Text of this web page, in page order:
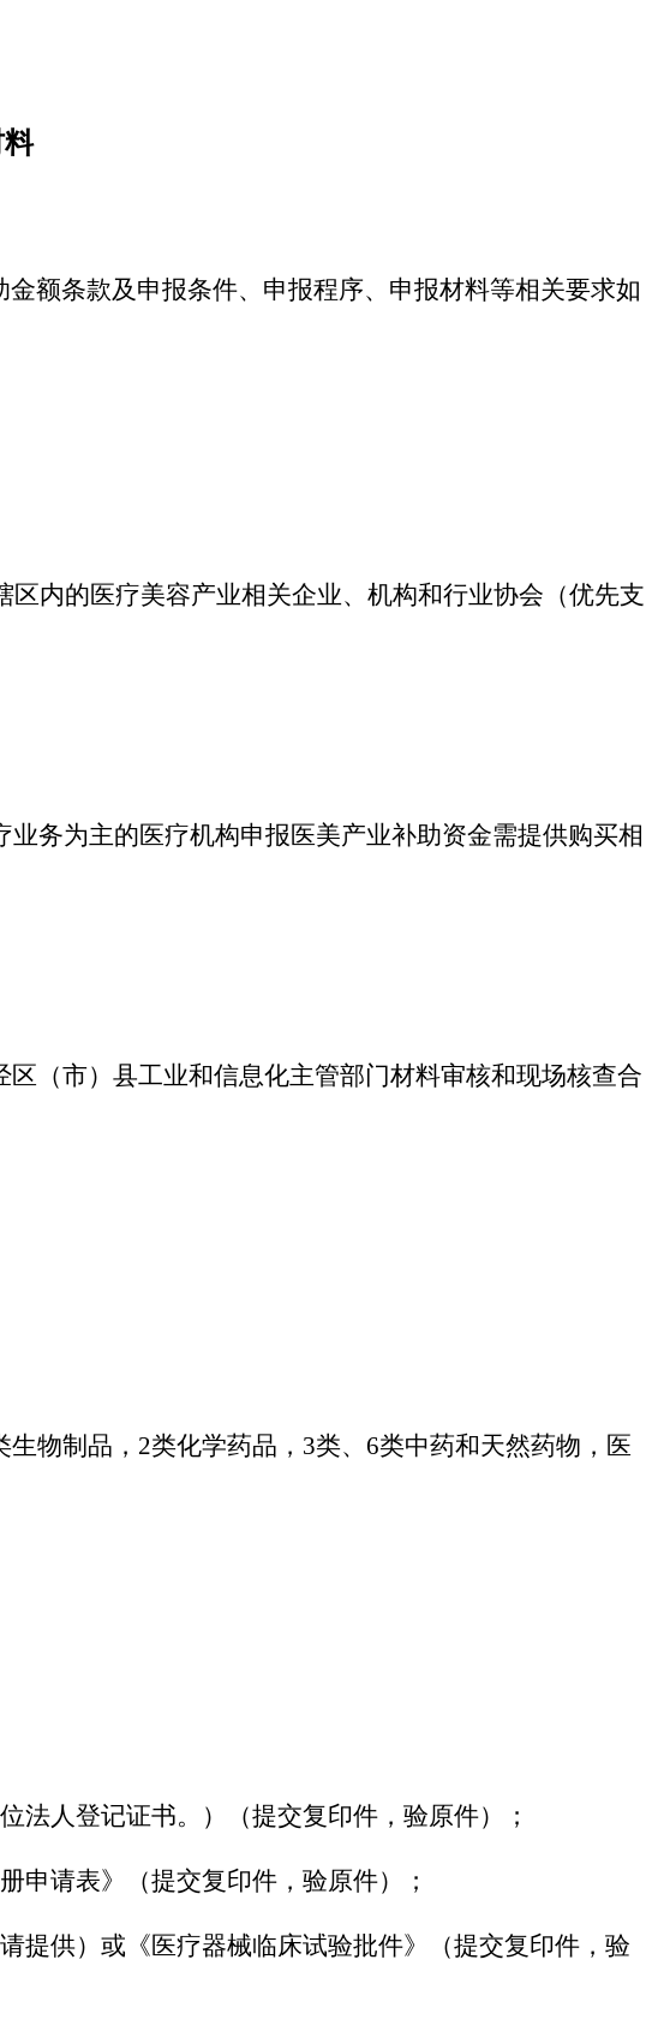
额条款及申报条件、申报程序、申报材料等相关要求如
区内的医疗美容产业相关企业、机构和行业协会（优先支
务为主的医疗机构申报医美产业补助资金需提供购买相
（市）县工业和信息化主管部门材料审核和现场核查合
物制品，2类化学药品，3类、6类中药和天然药物，医
法人登记证书。）（提交复印件，验原件）；
申请表》（提交复印件，验原件）；
提供）或《医疗器械临床试验批件》（提交复印件，验